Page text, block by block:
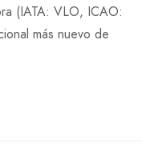
(IATA: VLO, ICAO:
más nuevo de